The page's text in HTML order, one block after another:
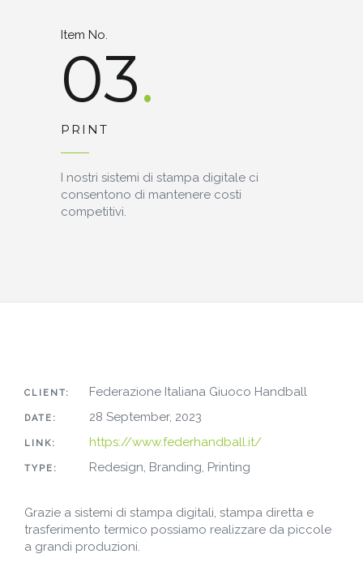
Item No.
03
PRINT
I nostri sistemi di stampa digitale ci
consentono di mantenere costi
competitivi.
CLIENT: Federazione Italiana Giuoco Handball
DATE: 28 September, 2023
LINK: https://www.federhandball.it/
TYPE: Redesign, Branding, Printing
Grazie a sistemi di stampa digitali, stampa diretta e
trasferimento termico possiamo realizzare da piccole
a grandi produzioni.